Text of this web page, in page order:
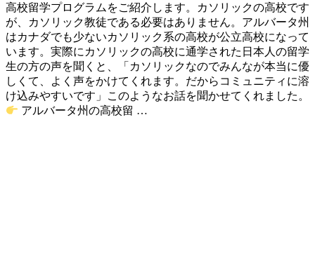
高校留学プログラムをご紹介します。カソリックの高校です
が、カソリック教徒である必要はありません。アルバータ州
はカナダでも少ないカソリック系の高校が公立高校になって
います。実際にカソリックの高校に通学された日本人の留学
生の方の声を聞くと、「カソリックなのでみんなが本当に優
しくて、よく声をかけてくれます。だからコミュニティに溶
け込みやすいです」このようなお話を聞かせてくれました。
アルバータ州の高校留 …